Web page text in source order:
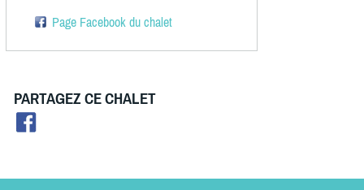
Page Facebook du chalet
PARTAGEZ CE CHALET